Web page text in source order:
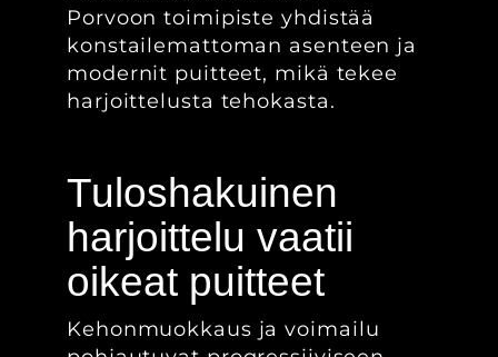
Porvoon toimipiste yhdistää
konstailemattoman asenteen ja
modernit puitteet, mikä tekee
harjoittelusta tehokasta.
Tuloshakuinen
harjoittelu vaatii
oikeat puitteet
Kehonmuokkaus ja voimailu